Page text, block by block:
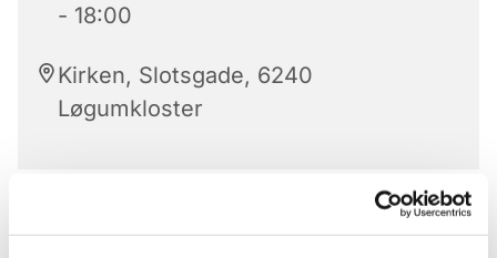
- 18:00
Kirken, Slotsgade, 6240
Løgumkloster